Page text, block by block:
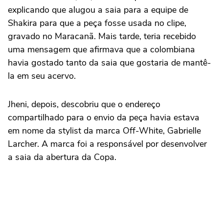
explicando que alugou a saia para a equipe de
Shakira para que a peça fosse usada no clipe,
gravado no Maracanã. Mais tarde, teria recebido
uma mensagem que afirmava que a colombiana
havia gostado tanto da saia que gostaria de mantê-
la em seu acervo.
Jheni, depois, descobriu que o endereço
compartilhado para o envio da peça havia estava
em nome da stylist da marca Off-White, Gabrielle
Larcher. A marca foi a responsável por desenvolver
a saia da abertura da Copa.